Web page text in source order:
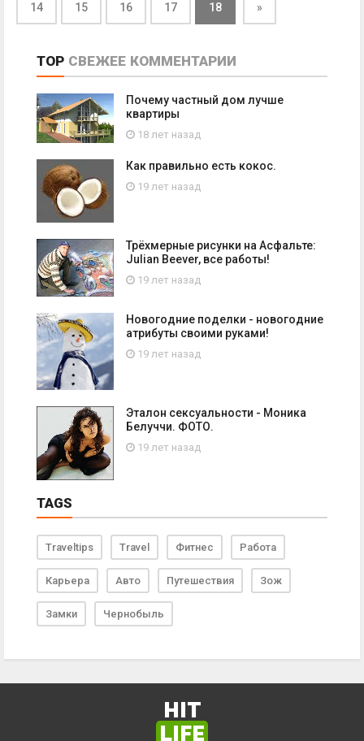
14 15 16 17 18 »
TOP СВЕЖЕЕ КОММЕНТАРИИ
Почему частный дом лучше
квартиры
18 лет назад
Как правильно есть кокос.
19 лет назад
Трёхмерные рисунки на Асфальте:
Julian Beever, все работы!
19 лет назад
Новогодние поделки - новогодние
атрибуты своими руками!
19 лет назад
Эталон сексуальности - Моника
Белуччи. ФОТО.
19 лет назад
TAGS
Traveltips Travel Фитнес Работа
Карьера Авто Путешествия Зож
Замки Чернобыль
HIT
LIFE